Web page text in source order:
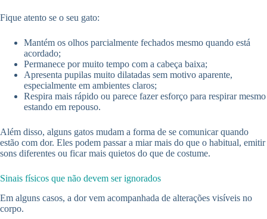
Fique atento se o seu gato:
Mantém os olhos parcialmente fechados mesmo quando está
acordado;
Permanece por muito tempo com a cabeça baixa;
Apresenta pupilas muito dilatadas sem motivo aparente,
especialmente em ambientes claros;
Respira mais rápido ou parece fazer esforço para respirar mesmo
estando em repouso.
Além disso, alguns gatos mudam a forma de se comunicar quando
estão com dor. Eles podem passar a miar mais do que o habitual, emitir
sons diferentes ou ficar mais quietos do que de costume.
Sinais físicos que não devem ser ignorados
Em alguns casos, a dor vem acompanhada de alterações visíveis no
corpo.